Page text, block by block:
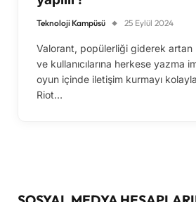
Teknoloji Kampüsü 25 Eylül 2024
Valorant, popülerliği giderek artan
ve kullanıcılarına herkese yazma
oyun içinde iletişim kurmayı
Riot…